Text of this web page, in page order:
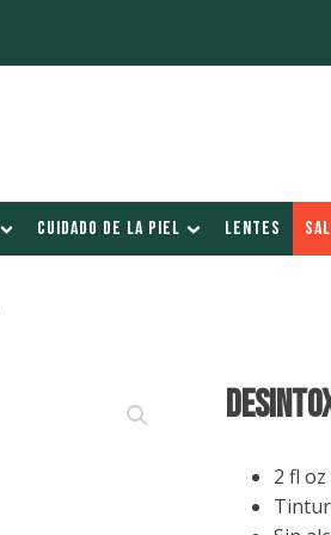
CUIDADO DE LA PIEL LENTES
2 fl oz